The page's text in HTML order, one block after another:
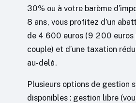
30% ou à votre barème
8 ans, vous profitez d’un
de 4 600 euros (9 200 euros
couple) et d’une taxation
au-delà.
Plusieurs options de gestion
disponibles : gestion libre